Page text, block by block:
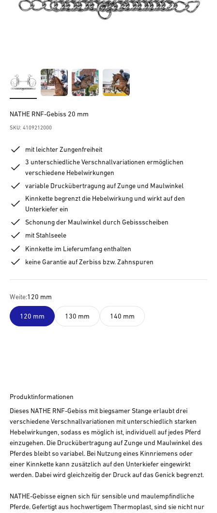
NATHE RNF-Gebiss 20 mm
SKU: 4109212000
mit leichter Zungenfreiheit
3 unterschiedliche Verschnallvariationen ermöglichen
verschiedene Hebelwirkungen
variable Druckübertragung auf Zunge und Maulwinkel
Kinnkette begrenzt die Hebelwirkung und wirkt auf den
Unterkiefer ein
Schonung der Maulwinkel durch Gebissscheiben
mit Stahlseele
Kinnkette im Lieferumfang enthalten
keine Garantie auf Zerbiss bzw. Zahnspuren
Weite:120 mm
120 mm 130 mm 140 mm
Produktinformationen
Dieses NATHE RNF-Gebiss mit biegsamer Stange erlaubt drei
verschiedene Verschnallvariationen mit unterschiedlich starken
Hebelwirkungen, sodass es möglich ist, individuell auf jedes Pferd
einzugehen. Die Druckübertragung auf Zunge und Maulwinkel des
Pferdes bleibt so variabel. Bei Nutzung eines Kinnriemens oder
einer Kinnkette kann zusätzlich auf den Unterkiefer eingewirkt
werden. Dabei wird gleichzeitig der Druck auf das Genick begrenzt.
NATHE-Gebisse eignen sich für sensible und maulempfindliche
Pferde. Gefertigt aus hochwertigem Thermoplast, sind sie nicht nur